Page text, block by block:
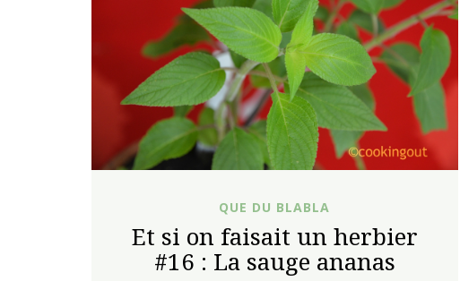
QUE DU BLABLA
Et si on faisait un herbier
#16 : La sauge ananas